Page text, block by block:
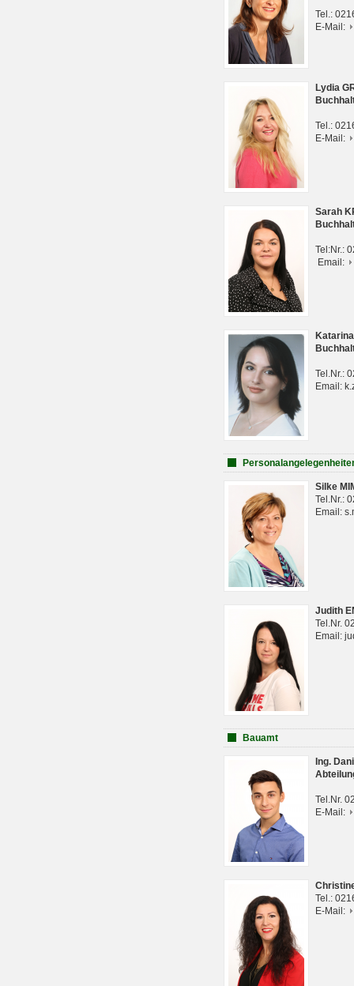
Tel.:
E-Mail:
Lydia
Tel.:
E-Mail:
Sarah
Tel:Nr.:
Email:
Tel.Nr.:
Email:
Silke
Tel.Nr.:
Email:
Judith
Tel.Nr.
Email:
Bauamt
Ing.
Tel.Nr.
E-Mail:
Tel.:
E-Mail: